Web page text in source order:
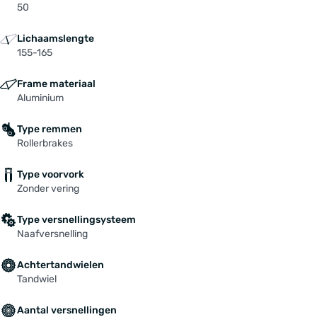
50
Lichaamslengte
155-165
Frame materiaal
Aluminium
Type remmen
Rollerbrakes
Type voorvork
Zonder vering
Type versnellingsysteem
Naafversnelling
Achtertandwielen
Tandwiel
Aantal versnellingen